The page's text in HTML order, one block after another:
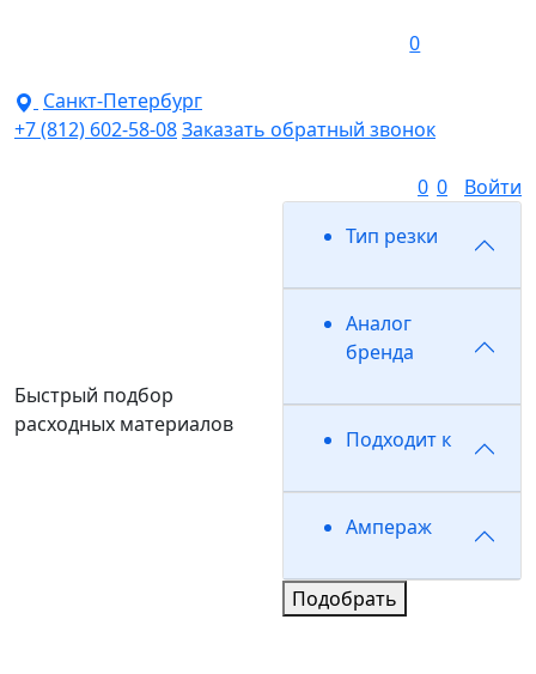
0
Санкт-Петербург
+7 (812) 602-58-08Заказать обратный звонок
0 0 Войти
Быстрый подбор
расходных материалов
Тип резки
Аналог
бренда
Подходит к
Ампераж
Подобрать